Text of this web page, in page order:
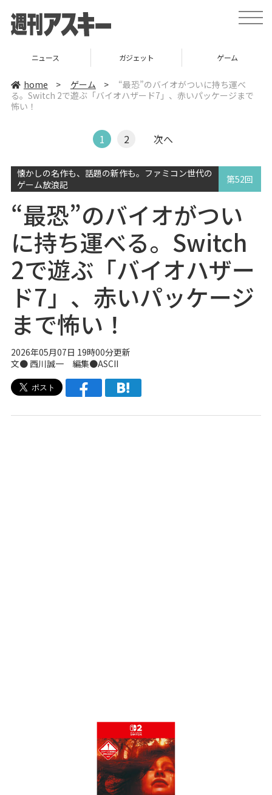
t
o
i
ニュース ガジェット ゲーム
home > ゲーム >
“最恐”のバイオがついに持ち運べ
る。Switch 2で遊ぶ「バイオハザード7」、赤いパッケージまで
怖い！
1 2 次へ
懐かしの名作も、話題の新作も。ファミコン世代の
ゲーム放浪記
第52回
“最恐”のバイオがつい
に持ち運べる。Switch
2で遊ぶ「バイオハザー
ド7」、赤いパッケージ
まで怖い！
2026年05月07日 19時00分更新
文● 西川誠一 編集●ASCII